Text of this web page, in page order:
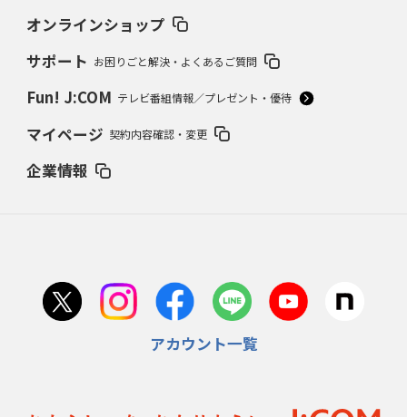
オンラインショップ
サポート お困りごと解決・よくあるご質問
Fun! J:COM テレビ番組情報／プレゼント・優待
マイページ 契約内容確認・変更
企業情報
アカウント一覧